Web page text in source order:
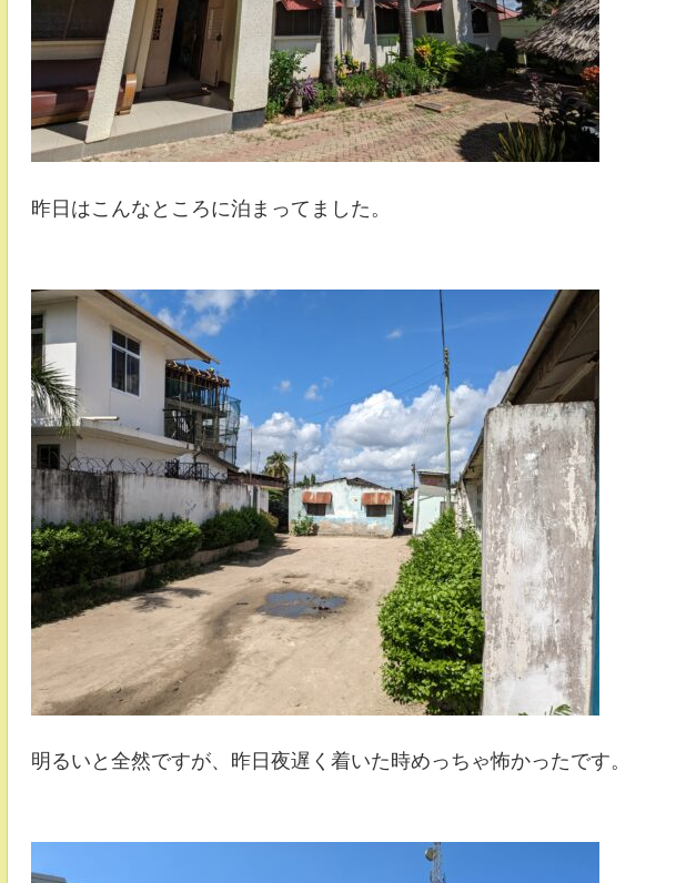
昨日はこんなところに泊まってました。
明るいと全然ですが、昨日夜遅く着いた時めっちゃ怖かったです。